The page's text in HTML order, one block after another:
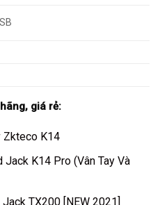
giá rẻ:
Zkteco K14
Jack K14 Pro (Vân Tay Và
TX200 [NEW 2021]